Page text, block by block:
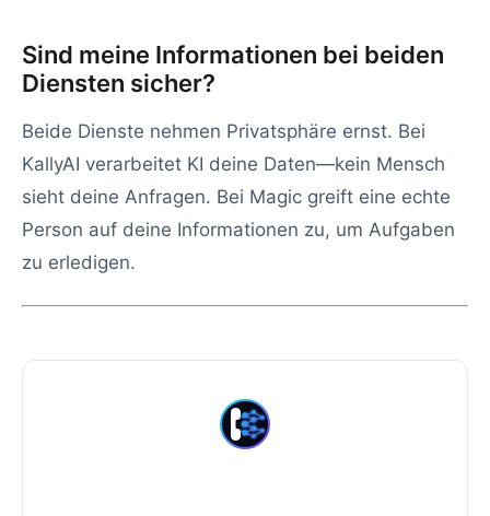
Sind meine Informationen bei beiden
Diensten sicher?
Beide Dienste nehmen Privatsphäre ernst. Bei
KallyAI verarbeitet KI deine Daten—kein Mensch
sieht deine Anfragen. Bei Magic greift eine echte
Person auf deine Informationen zu, um Aufgaben
zu erledigen.